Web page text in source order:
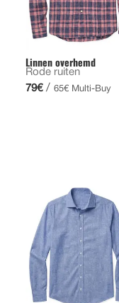
Linnen overhemd
Rode ruiten
79€ / 65€ Multi-Buy